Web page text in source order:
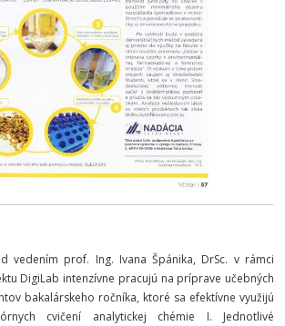
vedením prof. Ing. Ivana Špánika, DrSc. v rámci
DigiLab intenzívne pracujú na príprave učebných
bakalárskeho ročníka, ktoré sa efektívne využijú
cvičení analytickej chémie I. Jednotlivé